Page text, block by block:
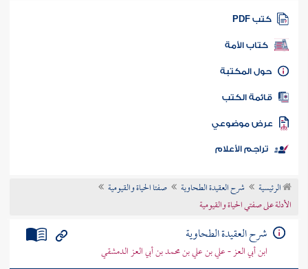
كتب PDF
كتاب الأمة
المكتبة
الكتب
موضوعي
تراجم الأعلام
الرئيسية شرح العقيدة الطحاوية
صفتا الحياة والقيومية
الأدلة على صفتي الحياة والقيومية
شرح العقيدة الطحاوية
ابن أبي العز - علي بن علي بن محمد بن أبي العز الدمشقي